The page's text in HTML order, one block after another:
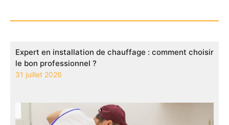
Expert en installation de chauffage : comment choisir
le bon professionnel ?
31 juillet 2026